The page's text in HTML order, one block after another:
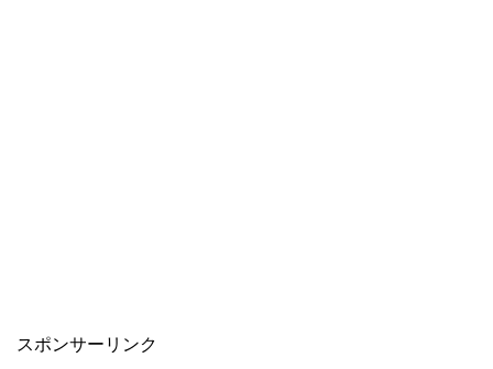
スポンサーリンク